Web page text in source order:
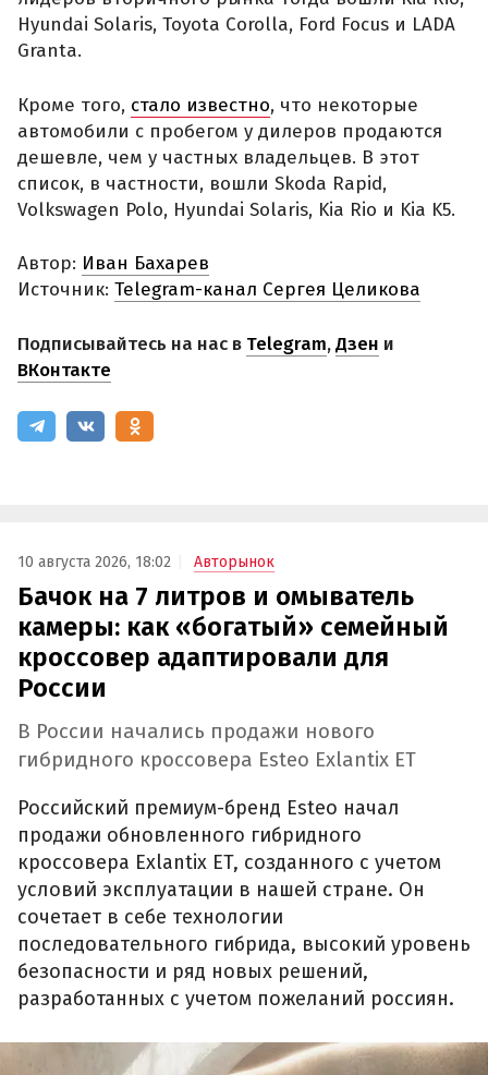
Hyundai Solaris, Toyota Corolla, Ford Focus и LADA
Granta.
Кроме того, стало известно, что некоторые
автомобили с пробегом у дилеров продаются
дешевле, чем у частных владельцев. В этот
список, в частности, вошли Skoda Rapid,
Volkswagen Polo, Hyundai Solaris, Kia Rio и Kia K5.
Автор: Иван Бахарев
Источник: Telegram-канал Сергея Целикова
Подписывайтесь на нас в Telegram,Дзен и
ВКонтакте
10 августа 2026, 18:02 Авторынок
Бачок на 7 литров и омыватель
камеры: как «богатый» семейный
кроссовер адаптировали для
России
В России начались продажи нового
гибридного кроссовера Esteo Exlantix ET
Российский премиум-бренд Esteo начал
продажи обновленного гибридного
кроссовера Exlantix ET, созданного с учетом
условий эксплуатации в нашей стране. Он
сочетает в себе технологии
последовательного гибрида, высокий уровень
безопасности и ряд новых решений,
разработанных с учетом пожеланий россиян.